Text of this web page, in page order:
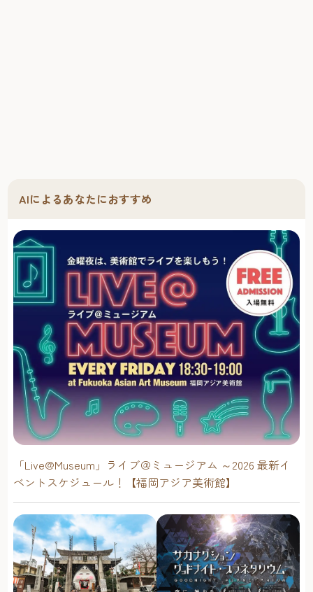
AIによるあなたにおすすめ
「Live@Museum」ライブ＠ミュージアム ～2026 最新イ
ベントスケジュール！【福岡アジア美術館】